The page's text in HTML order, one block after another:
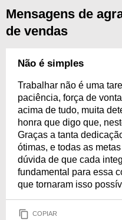
Mensagens de
de vendas
Não é simples
Trabalhar não é uma
paciência, força de
acima de tudo, muita
honra que digo que,
Graças a tanta
ótimas, e todas as
dúvida de que cada
fundamental para essa
que tornaram isso
COPIAR